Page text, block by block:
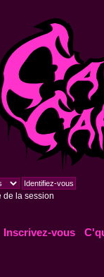
de la session
Inscrivez-vous